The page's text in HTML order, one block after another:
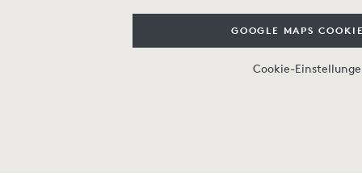
GOOGLE MAPS
Cookie-